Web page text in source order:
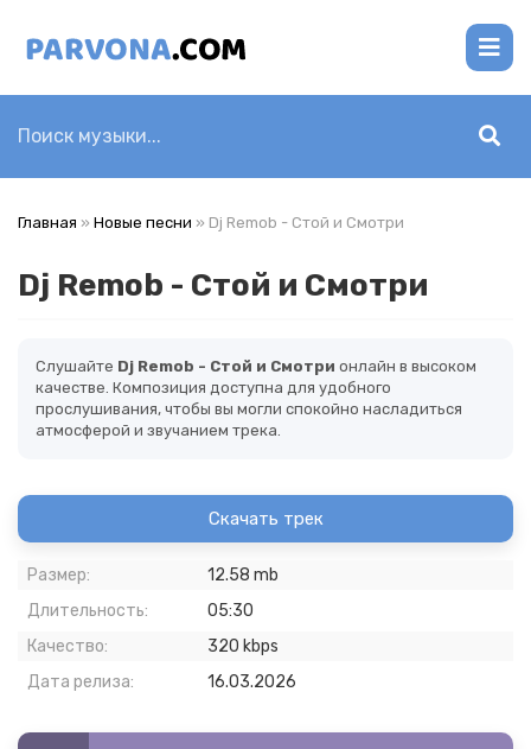
Главная » Новые песни » Dj Remob - Стой и Смотри
Dj Remob - Стой и Смотри
Слушайте Dj Remob - Стой и Смотри онлайн в высоком
качестве. Композиция доступна для удобного
прослушивания, чтобы вы могли спокойно насладиться
атмосферой и звучанием трека.
Скачать трек
Размер:
12.58 mb
Длительность:
05:30
Качество:
320 kbps
Дата релиза:
16.03.2026